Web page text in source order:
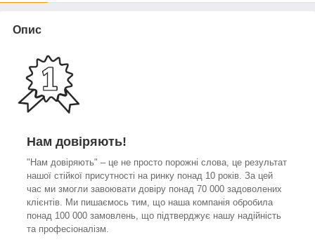
Опис
Нам довіряють!
"Нам довіряють" – це не просто порожні слова, це результат
нашої стійкої присутності на ринку понад 10 років. За цей
час ми змогли завоювати довіру понад 70 000 задоволених
клієнтів. Ми пишаємось тим, що наша компанія обробила
понад 100 000 замовлень, що підтверджує нашу надійність
та професіоналізм.